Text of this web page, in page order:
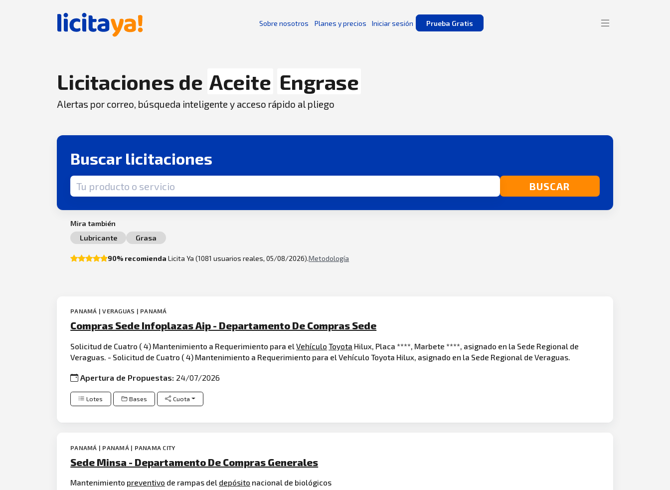
Sobre nosotros Planes y precios Iniciar sesión Prueba Gratis
Licitaciones de Aceite Engrase
Alertas por correo, búsqueda inteligente y acceso rápido al pliego
Buscar licitaciones
Término de búsqueda BUSCAR
Mira también
Lubricante
Grasa
90% recomienda Licita Ya (1081 usuarios reales, 05/08/2026).Metodología
PANAMÁ | VERAGUAS | PANAMÁ
Compras Sede Infoplazas Aip - Departamento De Compras Sede
Solicitud de Cuatro ( 4) Mantenimiento a Requerimiento para elVehículo Toyota Hilux, Placa ****, Marbete ****, asignado en la Sede Regional de
Veraguas. - Solicitud de Cuatro ( 4) Mantenimiento a Requerimiento para el Vehículo Toyota Hilux, asignado en la Sede Regional de Veraguas.
Apertura de Propuestas: 24/07/2026
Lotes Bases Cuota
PANAMÁ | PANAMÁ | PANAMA CITY
Sede Minsa - Departamento De Compras Generales
Mantenimiento preventivo de rampas del depósito nacional de biológicos